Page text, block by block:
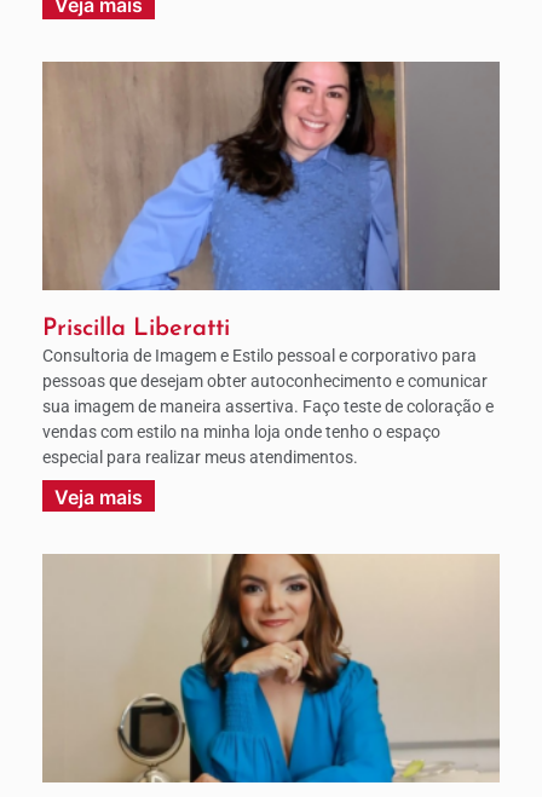
Veja mais
Priscilla Liberatti
Consultoria de Imagem e Estilo pessoal e corporativo para
pessoas que desejam obter autoconhecimento e comunicar
sua imagem de maneira assertiva. Faço teste de coloração e
vendas com estilo na minha loja onde tenho o espaço
especial para realizar meus atendimentos.
Veja mais